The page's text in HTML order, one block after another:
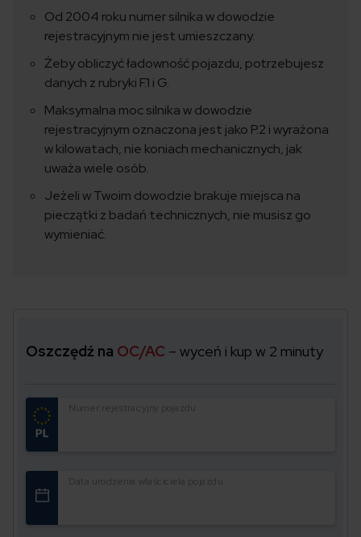
Od 2004 roku numer silnika w dowodzie
rejestracyjnym nie jest umieszczany.
Żeby obliczyć ładowność pojazdu, potrzebujesz
danych z rubryki F.1 i G.
Maksymalna moc silnika w dowodzie
rejestracyjnym oznaczona jest jako P.2 i wyrażona
w kilowatach, nie koniach mechanicznych, jak
uważa wiele osób.
Jeżeli w Twoim dowodzie brakuje miejsca na
pieczątki z badań technicznych, nie musisz go
wymieniać.
Oszczędź na OC/AC – wyceń i kup w 2 minuty
Numer rejestracyjny pojazdu
Data urodzenia właściciela pojazdu